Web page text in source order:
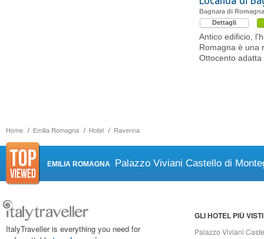
Home Emilia Romagna Hotel Ravenna
Bagnara di
Dettagli
Antico edificio,
Romagna è una
Ottocento
EMILIA ROMAGNA Palazzo Viviani Castello di
ItalyTraveller is everything you need for
GLI HOTEL PIÙ VISTI
Palazzo Viviani